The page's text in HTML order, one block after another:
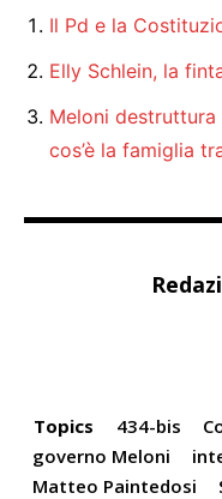
Il Pd e la
Elly Schlein, la
Meloni destruttura
cos’è la famiglia
Topics 434-bis
governo Meloni
Matteo Paintedosi